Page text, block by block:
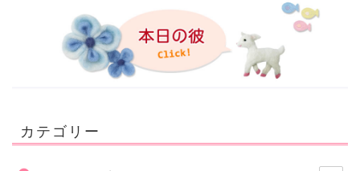
カテゴリー